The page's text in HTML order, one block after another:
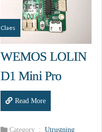
Claes
WEMOS LOLIN
D1 Mini Pro
Read More
Category : Utrustning